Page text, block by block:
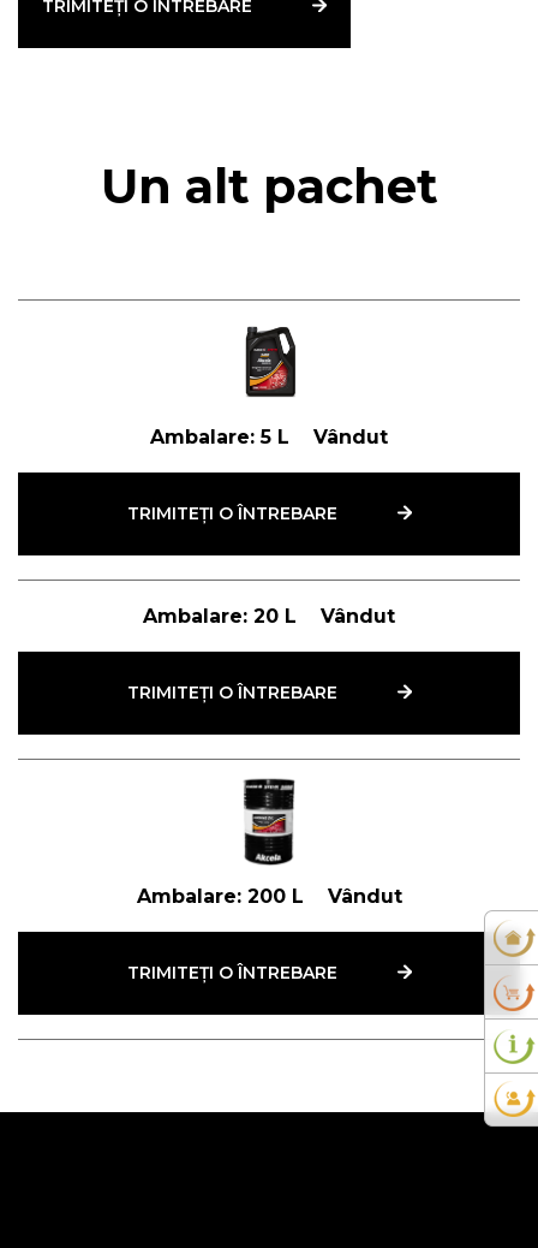
TRIMITEȚI O ÎNTREBARE
Un alt pachet
Ambalare: 5 L Vândut
TRIMITEȚI O ÎNTREBARE
Ambalare: 20 L Vândut
TRIMITEȚI O ÎNTREBARE
Ambalare:200 L Vândut
TRIMITEȚI O ÎNTREBARE